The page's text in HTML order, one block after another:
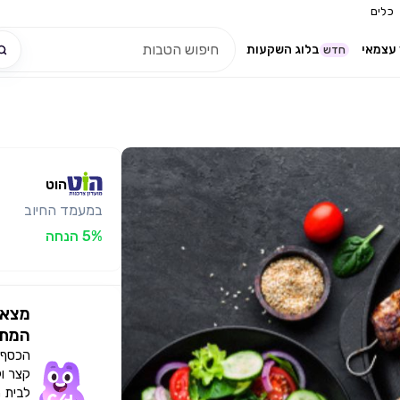
כלים
בלוג השקעות חדש
הוט
במעמד החיוב
5% הנחה
הכסף
קצר